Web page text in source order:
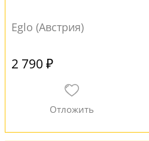
Eglo (Австрия)
2 790 ₽